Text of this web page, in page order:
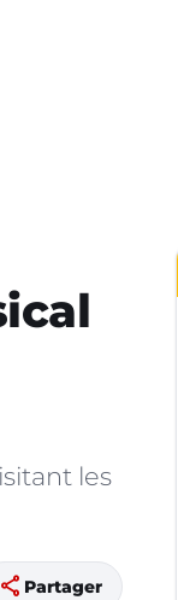
les
share Partager